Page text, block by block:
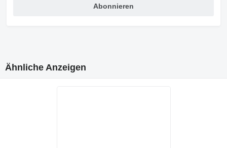
Abonnieren
Ähnliche Anzeigen